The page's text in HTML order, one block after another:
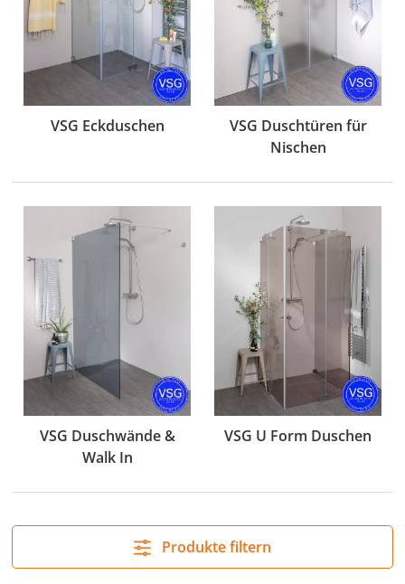
VSG Eckduschen
VSG Duschtüren für
Nischen
VSG Duschwände &
Walk In
VSG U Form Duschen
Produkte filtern